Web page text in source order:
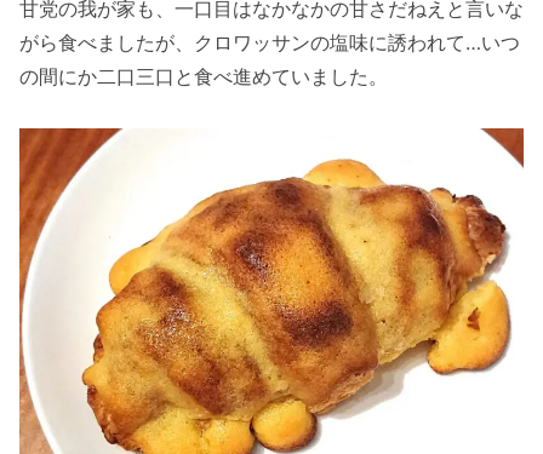
甘党の我が家も、一口目はなかなかの甘さだねえと言いな
がら食べましたが、クロワッサンの塩味に誘われて…いつ
の間にか二口三口と食べ進めていました。